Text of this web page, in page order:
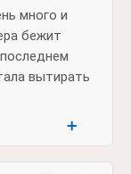
много и
бежит
вытирать
➕